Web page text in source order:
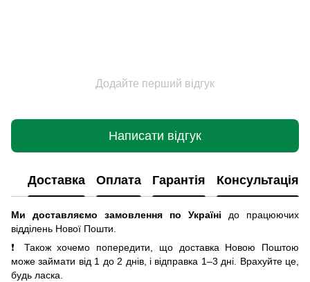
Додайте перший відгук
Написати відгук
Доставка Оплата Гарантія Консультація
Ми доставляємо замовлення по Україні
до працюючих
відділень Нової Пошти
❗ Також хочемо попередити, що доставка Новою Поштою
може займати від 1 до 2 днів, і відправка 1–3 дні. Врахуйте це,
будь ласка.